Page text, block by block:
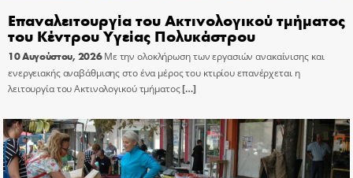
Επαναλειτουργία του Ακτινολογικού τμήματος
του Κέντρου Υγείας Πολυκάστρου
10 Αυγούστου, 2026 Με την ολοκλήρωση των εργασιών ανακαίνισης και
ενεργειακής αναβάθμισης στο ένα μέρος του κτιρίου επανέρχεται η
λειτουργία του Ακτινολογικού τμήματος[…]